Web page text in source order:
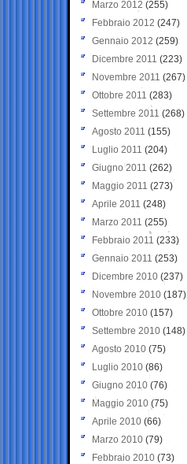
Marzo 2012 (255)
Febbraio 2012 (247)
Gennaio 2012 (259)
Dicembre 2011 (223)
Novembre 2011 (267)
Ottobre 2011 (283)
Settembre 2011 (268)
Agosto 2011 (155)
Luglio 2011 (204)
Giugno 2011 (262)
Maggio 2011 (273)
Aprile 2011 (248)
Marzo 2011 (255)
Febbraio 2011 (233)
Gennaio 2011 (253)
Dicembre 2010 (237)
Novembre 2010 (187)
Ottobre 2010 (157)
Settembre 2010 (148)
Agosto 2010 (75)
Luglio 2010 (86)
Giugno 2010 (76)
Maggio 2010 (75)
Aprile 2010 (66)
Marzo 2010 (79)
Febbraio 2010 (73)